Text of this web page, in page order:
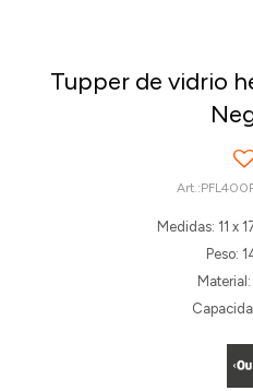
Tupper de vidrio
Medidas: 11 x
Peso: